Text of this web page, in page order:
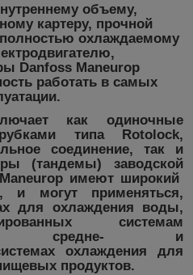
объему,
картеру, прочной
полностью охлаждаемому
Danfoss Maneurop
работать в самых
как одиночные
типа Rotolock,
соединение, так и
(тандемы) заводской
имеют широкий
и могут применяться,
для охлаждения воды,
системам
средне- и
охлаждения для
продуктов.